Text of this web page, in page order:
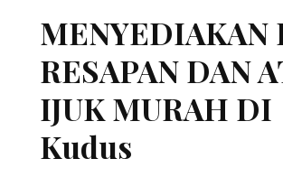
MENYEDIAKAN
RESAPAN DAN
IJUK MURAH DI
Kudus